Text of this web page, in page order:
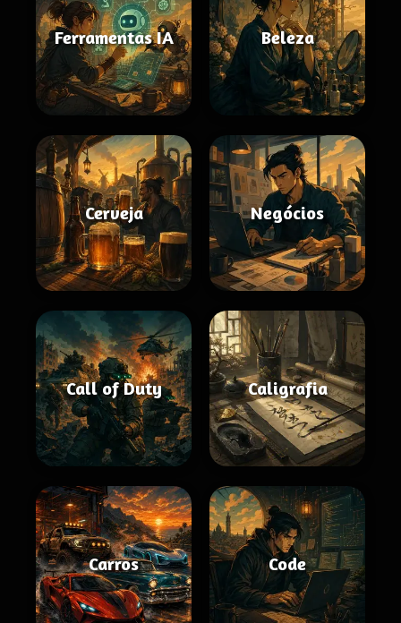
Ferramentas IA Beleza
Cerveja Negócios
Call of Duty Caligrafia
Carros Code